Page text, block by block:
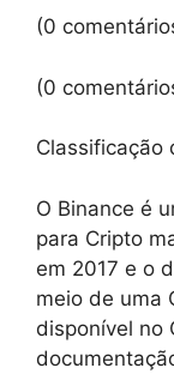
(0
(0
Classificação
O Binance é
para Cripto
em 2017 e o
meio de uma
disponível no